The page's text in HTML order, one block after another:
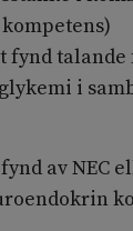
fynd
i
av NEC